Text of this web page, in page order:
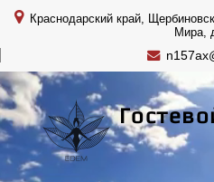
Краснодарский край,
Мира,